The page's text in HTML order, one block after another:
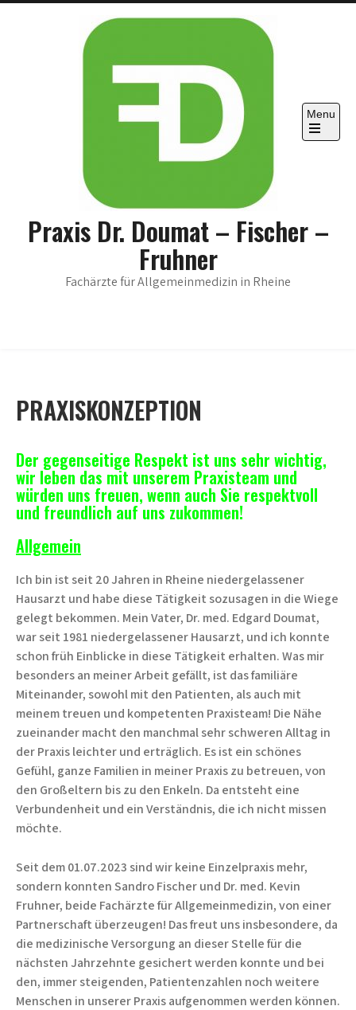
Skip
Praxis Dr. Doumat – Fischer –
Fruhner
Fachärzte für Allgemeinmedizin in Rheine
Menu
Open
PRAXISKONZEPTION
Der gegenseitige Respekt ist uns sehr wichtig,
wir leben das mit unserem Praxisteam und
würden uns freuen, wenn auch Sie respektvoll
und freundlich auf uns zukommen!
Allgemein
Ich bin ist seit 20 Jahren in Rheine niedergelassener
Hausarzt und habe diese Tätigkeit sozusagen in die Wiege
gelegt bekommen. Mein Vater, Dr. med. Edgard Doumat,
war seit 1981 niedergelassener Hausarzt, und ich konnte
schon früh Einblicke in diese Tätigkeit erhalten. Was mir
besonders an meiner Arbeit gefällt, ist das familiäre
Miteinander, sowohl mit den Patienten, als auch mit
meinem treuen und kompetenten Praxisteam! Die Nähe
zueinander macht den manchmal sehr schweren Alltag in
der Praxis leichter und erträglich. Es ist ein schönes
Gefühl, ganze Familien in meiner Praxis zu betreuen, von
den Großeltern bis zu den Enkeln. Da entsteht eine
Verbundenheit und ein Verständnis, die ich nicht missen
möchte.
Seit dem 01.07.2023 sind wir keine Einzelpraxis mehr,
sondern konnten Sandro Fischer und Dr. med. Kevin
Fruhner, beide Fachärzte für Allgemeinmedizin, von einer
Partnerschaft überzeugen! Das freut uns insbesondere, da
die medizinische Versorgung an dieser Stelle für die
nächsten Jahrzehnte gesichert werden konnte und bei
den, immer steigenden, Patientenzahlen noch weitere
Menschen in unserer Praxis aufgenommen werden können.